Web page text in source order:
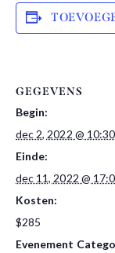
GEGEVENS
Begin:
dec 2, 2022 @ 10:30
Einde:
dec 11, 2022 @
Kosten:
$285
Evenement